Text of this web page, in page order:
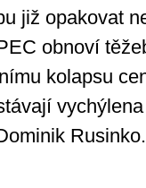
již opakovat
obnoví
kolapsu
Rusinko.